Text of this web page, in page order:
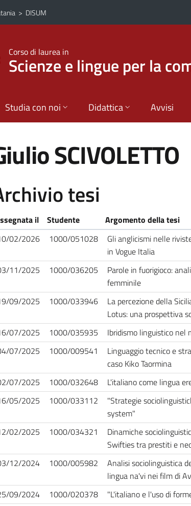
> DISUM
Corso di laurea in
Scienze e lingue per la
Studia con noi Didattica Avvisi
SCIVOLETTO
tesi
il Studente Argomento della tesi
02/2026
1000/051028
Gli anglicismi nelle
in Vogue Italia
11/2025 1000/036205
Parole in fuorigioco:
femminile
09/2025 1000/033946
La percezione della
Lotus: una prospettiva
07/2025 1000/035935 Ibridismo linguistico nel
07/2025
1000/009541
Linguaggio tecnico e
caso Kiko Taormina
07/2025 1000/032648 L'italiano come lingua
05/2025
1000/033112
"Strategie
system"
02/2025 1000/034321
Dinamiche
Swifties tra prestiti e
12/2024 1000/005982
Analisi sociolinguistica
lingua na'vi nei film di
09/2024 1000/020378 "L'italiano e l'uso di